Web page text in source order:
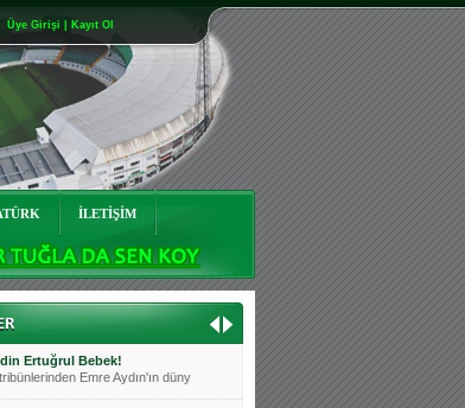
Üye Girişi | Kayıt Ol
İLETİŞİM
Ceyhun Tetik
sevilen isimlerinde
önü açılsın is
Bursasporlular Derneği Başkanı
Alaz Bebek!
sistem yöneticisi, ekibimizin
Göktuğ Bebek!
ekibimizden ve tribünlerimizi
Kadir Kağan Bebek!
Basri İleri'nin dü
Ertuğrul Bebek!
Emre Aydın'ın düny